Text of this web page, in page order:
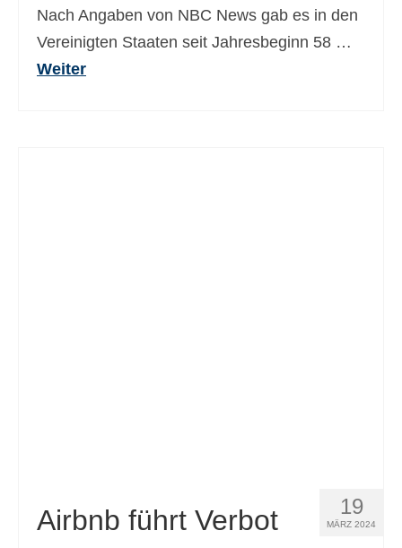
Nach Angaben von NBC News gab es in den
Vereinigten Staaten seit Jahresbeginn 58 …
Weiter
19
MÄRZ 2024
Airbnb führt Verbot